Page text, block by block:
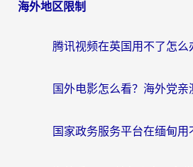
海外地区限制